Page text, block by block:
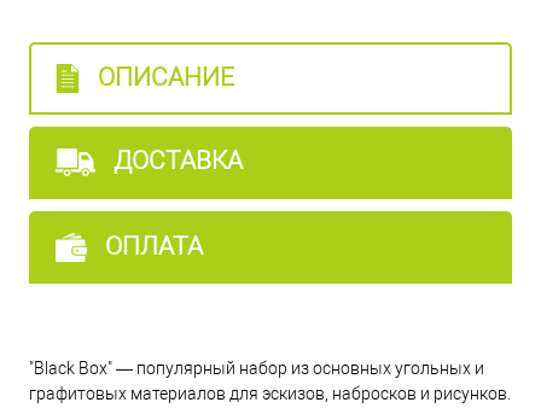
ОПИСАНИЕ
ДОСТАВКА
ОПЛАТА
"Black Box" — популярный набор из основных угольных и
графитовых материалов для эскизов, набросков и рисунков.